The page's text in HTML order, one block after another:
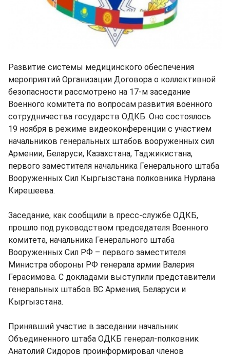
Развитие системы медицинского обеспечения
мероприятий Организации Договора о коллективной
безопасности рассмотрено на 17-м заседание
Военного комитета по вопросам развития военного
сотрудничества государств ОДКБ. Оно состоялось
19 ноября в режиме видеоконференции с участием
начальников генеральных штабов вооруженных сил
Армении, Беларуси, Казахстана, Таджикистана,
первого заместителя начальника Генерального штаба
Вооруженных Сил Кыргызстана полковника Нурлана
Кирешеева.
Заседание, как сообщили в пресс-службе ОДКБ,
прошло под руководством председателя Военного
комитета, начальника Генерального штаба
Вооруженных Сил РФ – первого заместителя
Министра обороны РФ генерала армии Валерия
Герасимова. С докладами выступили представители
генеральных штабов ВС Армения, Беларуси и
Кыргызстана.
Принявший участие в заседании начальник
Объединенного штаба ОДКБ генерал-полковник
Анатолий Сидоров проинформировал членов